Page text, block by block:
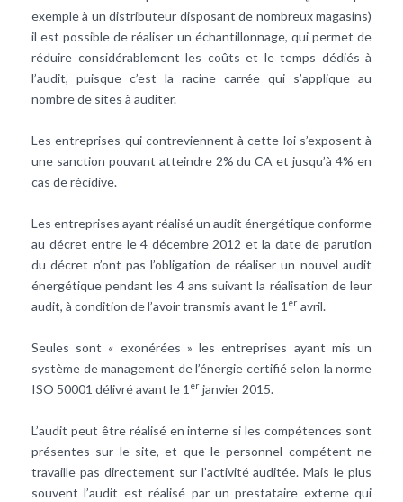
exemple à un distributeur disposant de nombreux magasins)
il est possible de réaliser un échantillonnage, qui permet de
réduire considérablement les coûts et le temps dédiés à
l’audit, puisque c’est la racine carrée qui s’applique au
nombre de sites à auditer.
Les entreprises qui contreviennent à cette loi s’exposent à
une sanction pouvant atteindre 2% du CA et jusqu’à 4% en
cas de récidive.
Les entreprises ayant réalisé un audit énergétique conforme
au décret entre le 4 décembre 2012 et la date de parution
du décret n’ont pas l’obligation de réaliser un nouvel audit
énergétique pendant les 4 ans suivant la réalisation de leur
audit, à condition de l’avoir transmis avant le 1 er avril.
Seules sont « exonérées » les entreprises ayant mis un
système de management de l’énergie certifié selon la norme
ISO 50001 délivré avant le 1 er janvier 2015.
L’audit peut être réalisé en interne si les compétences sont
présentes sur le site, et que le personnel compétent ne
travaille pas directement sur l’activité auditée. Mais le plus
souvent l’audit est réalisé par un prestataire externe qui